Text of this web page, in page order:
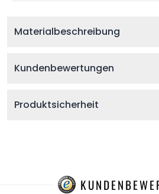
Materialbeschreibung
Kundenbewertungen
Produktsicherheit